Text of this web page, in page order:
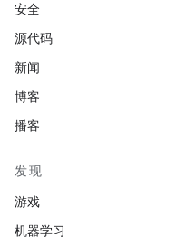
安全
源代码
新闻
博客
播客
发现
游戏
机器学习